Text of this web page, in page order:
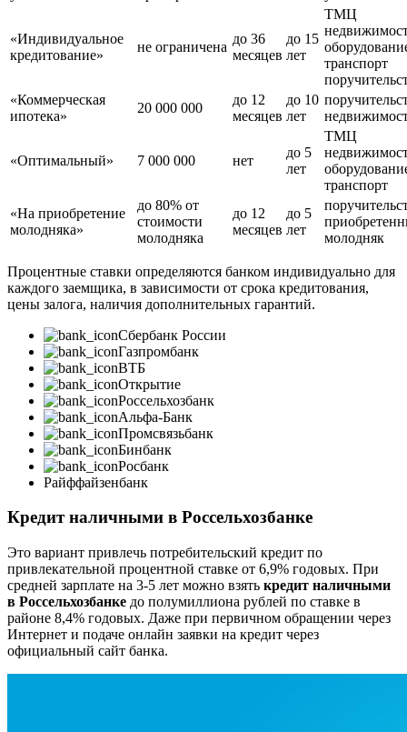
«Индивидуальное
кредитование»
не ограничена
до 36
месяцев
до 15
лет
ТМЦ
транспорт
«Коммерческая
ипотека»
20 000 000
до 12
месяцев
до 10
лет
«Оптимальный» 7 000 000 нет
до 5
лет
ТМЦ
транспорт
«На приобретение
молодняка»
до 80% от
стоимости
молодняка
до 12
месяцев
до 5
лет
молодняк
Процентные ставки определяются банком индивидуально для
каждого заемщика, в зависимости от срока кредитования,
цены залога, наличия дополнительных гарантий.
Сбербанк России
Газпромбанк
ВТБ
Открытие
Россельхозбанк
Альфа-Банк
Промсвязьбанк
Бинбанк
Росбанк
Райффайзенбанк
Кредит наличными в Россельхозбанке
Это вариант привлечь потребительский кредит по
привлекательной процентной ставке от 6,9% годовых. При
средней зарплате на 3-5 лет можно взять кредит наличными
в Россельхозбанке до полумиллиона рублей по ставке в
районе 8,4% годовых. Даже при первичном обращении через
Интернет и подаче онлайн заявки на кредит через
официальный сайт банка.